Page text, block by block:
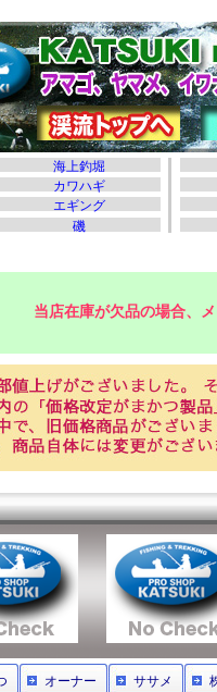
当店在庫が欠品の場合、
オーナー ササメ